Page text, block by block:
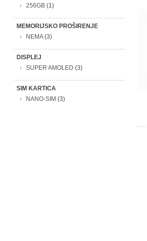
256GB (1)
MEMORIJSKO PROŠIRENJE
NEMA(3)
DISPLEJ
SUPER AMOLED (3)
SIM KARTICA
NANO-SIM (3)